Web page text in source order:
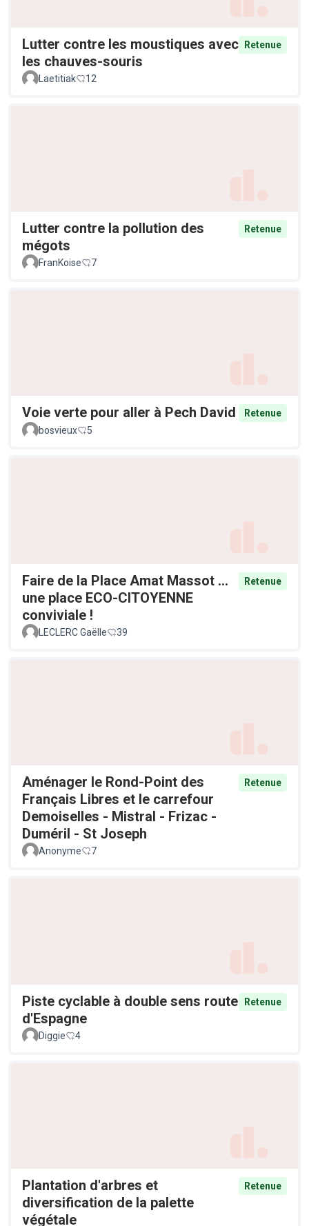
Lutter contre les moustiques avec
les chauves-souris
Retenue
Laetitiak 12
Lutter contre la pollution des
mégots
Retenue
FranKoise 7
Voie verte pour aller à Pech David
Retenue
bosvieux
5
Faire de la Place Amat Massot ...
une place ECO-CITOYENNE
conviviale !
Retenue
LECLERC Gaëlle 39
Aménager le Rond-Point des
Français Libres et le carrefour
Demoiselles - Mistral - Frizac -
Duméril - St Joseph
Retenue
Anonyme 7
Piste cyclable à double sens route
d'Espagne
Retenue
Diggie 4
Plantation d'arbres et
diversification de la palette
végétale
Retenue